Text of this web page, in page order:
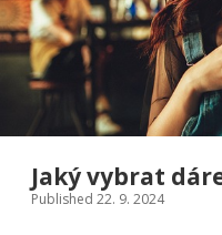
Jaký vybrat
Published 22. 9. 2024